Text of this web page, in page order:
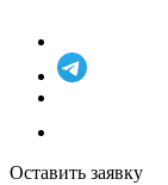
Оставить заявку